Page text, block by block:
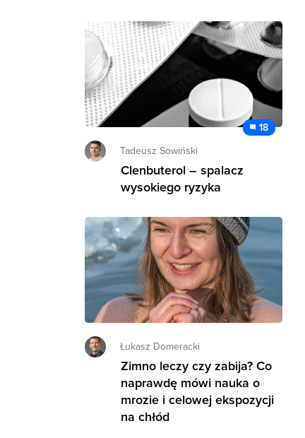
18
Tadeusz Sowiński
Clenbuterol – spalacz
wysokiego ryzyka
Łukasz Domeracki
Zimno leczy czy zabija? Co
naprawdę mówi nauka o
mrozie i celowej ekspozycji
na chłód